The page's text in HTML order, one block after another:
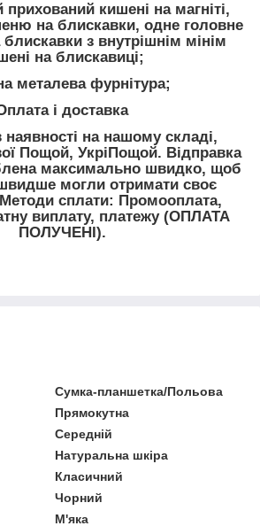
кишені на магніті,
на блискавки, одне головне
блискавки з внутрішнім мінім
на блискавиці;
металева фурнітура;
і доставка
наявності на нашому складі,
Пощой, УкріПощой. Відправка
максимально швидко, щоб
могли отримати своє
сплати: Промооплата,
виплату, платежу (ОПЛАТА
ПОЛУЧЕНІ).
Сумка-планшетка/Польова
Прямокутна
Середній
Натуральна шкіра
Класичний
Чорний
М'яка